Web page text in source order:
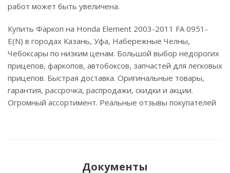
работ может быть увеличена.
Купить Фаркоп на Honda Element 2003-2011 FA 0951-
E(N) в городах Казань, Уфа, Набережные Челны,
Чебоксары по низким ценам. Большой выбор недорогих
прицепов, фаркопов, автобоксов, запчастей для легковых
прицепов. Быстрая доставка. Оригинальные товары,
гарантия, рассрочка, распродажи, скидки и акции.
Огромный ассортимент. Реальные отзывы покупателей
Документы